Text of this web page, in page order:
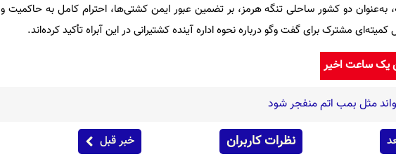
به‌عنوان دو کشور ساحلی تنگه هرمز، بر تضمین عبور ایمن کشتی‌ها، احترام کامل به حاکمیت و
مشترک برای گفت‌ وگو درباره نحوه اداره آینده کشتیرانی در این آبراه تأکید کرده‌اند.
یک ساعت اخیر
مثل بمب اتم منفجر شود
نظرات کاربران خبر قبل